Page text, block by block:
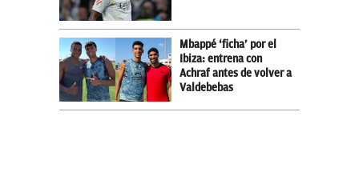
Mbappé ‘ficha’ por el
Ibiza: entrena con
Achraf antes de volver a
Valdebebas